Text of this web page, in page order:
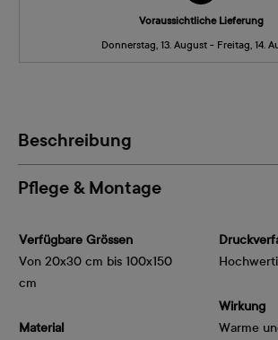
Voraussichtliche Lieferung
Donnerstag, 13. August - Freitag, 14.
Beschreibung
Pflege & Montage
Verfügbare Grössen
Von 20x30 cm bis 100x150
cm
Material
Wirkung
Warme